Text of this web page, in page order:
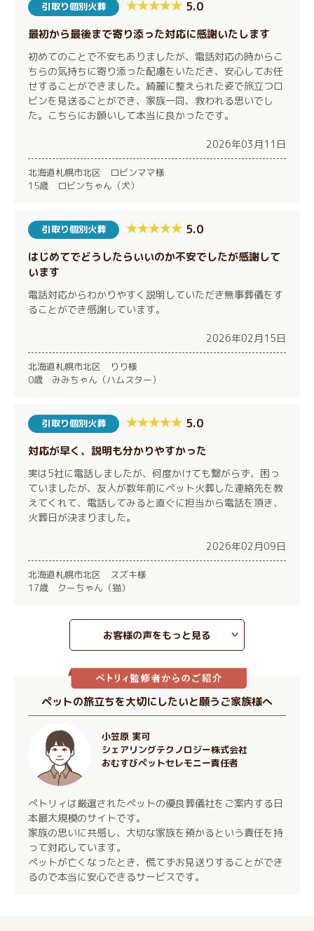
引取り個別火葬 5.0
最初から最後まで寄り添った対応に感謝いたします
初めてのことで不安もありましたが、電話対応の時からこ
ちらの気持ちに寄り添った配慮をいただき、安心してお任
せすることができました。綺麗に整えられた姿で旅立つロ
ビンを見送ることができ、家族一同、救われる思いでし
た。こちらにお願いして本当に良かったです。
2026年03月11日
北海道札幌市北区 ロビンママ様
15歳 ロビンちゃん（犬）
引取り個別火葬 5.0
はじめてでどうしたらいいのか不安でしたが感謝して
います
電話対応からわかりやすく説明していただき無事葬儀をす
ることができ感謝しています。
2026年02月15日
北海道札幌市北区 りり様
0歳 みみちゃん（ハムスター）
引取り個別火葬 5.0
対応が早く、説明も分かりやすかった
実は5社に電話しましたが、何度かけても繋がらず、困っ
ていましたが、友人が数年前にペット火葬した連絡先を教
えてくれて、電話してみると直ぐに担当から電話を頂き、
火葬日が決まりました。
2026年02月09日
北海道札幌市北区 スズキ様
17歳 クーちゃん（猫）
お客様の声をもっと見る
ペットの旅立ちを大切にしたいと願うご家族様へ
小笠原 実可
シェアリングテクノロジー株式会社
おむすびペットセレモニー責任者
ぺトリィは厳選されたペットの優良葬儀社をご案内する日
本最大規模のサイトです。
家族の思いに共感し、大切な家族を預かるという責任を持
って対応しています。
ペットが亡くなったとき、慌てずお見送りすることができ
るので本当に安心できるサービスです。